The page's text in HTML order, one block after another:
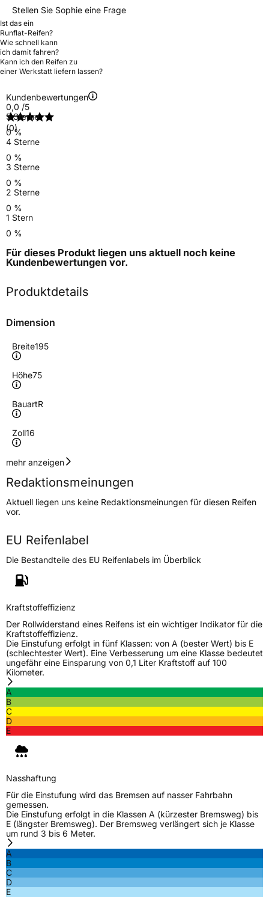
Stellen Sie Sophie eine Frage
Ist das ein
Runflat-Reifen?
Wie schnell kann
ich damit fahren?
Kann ich den Reifen zu
einer Werkstatt liefern lassen?
Kundenbewertungen
0,0 /5
(0)
5 Sterne
0 %
4 Sterne
0 %
3 Sterne
0 %
2 Sterne
0 %
1 Stern
0 %
Für dieses Produkt liegen uns aktuell noch keine
Kundenbewertungen vor.
Produktdetails
Dimension
Breite195
Höhe75
BauartR
Zoll16
Geschwindigkeitsindex
Höchstgeschwindigkeit
170 km/h
Lastindex107/105
Höchstlast975/925 kg
Gewicht (in kg)
13 kg
Generelle Merkmale
FahrzeugtypTransporter
VerwendungWinterreifen
ModellnameEco Winter
Fahrzeugart Transporter
Weitere Eigenschaften
SchlauchtypTL
Zustand
C-ReifenJa
EU Label
mehr anzeigen
Redaktionsmeinungen
Aktuell liegen uns keine Redaktionsmeinungen für diesen Reifen
vor.
EU Reifenlabel
Die Bestandteile des EU Reifenlabels im Überblick
Kraftstoffeffizienz
Der Rollwiderstand eines Reifens ist ein wichtiger Indikator für die
Kraftstoffeffizienz.
Die Einstufung erfolgt in fünf Klassen: von A (bester Wert) bis E
(schlechtester Wert). Eine Verbesserung um eine Klasse bedeutet
ungefähr eine Einsparung von 0,1 Liter Kraftstoff auf 100
Kilometer.
A
B
C
D
E
Nasshaftung
Für die Einstufung wird das Bremsen auf nasser Fahrbahn
gemessen.
Die Einstufung erfolgt in die Klassen A (kürzester Bremsweg) bis
E (längster Bremsweg). Der Bremsweg verlängert sich je Klasse
um rund 3 bis 6 Meter.
A
B
C
D
E